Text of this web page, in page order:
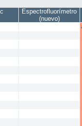
Espectrofluorímetro
(nuevo)